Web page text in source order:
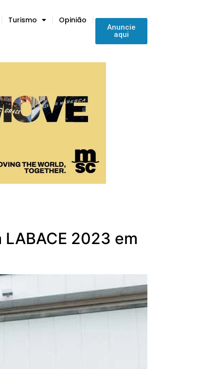
Turismo Opinião
Anuncie
aqui
2023 em